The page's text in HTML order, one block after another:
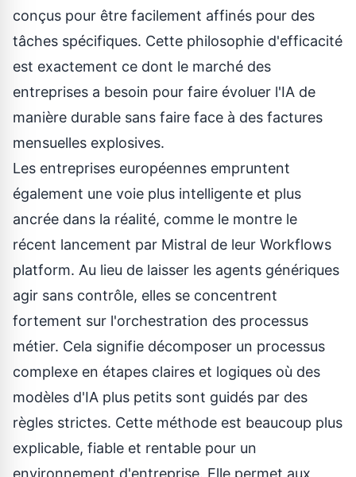
conçus pour être facilement affinés pour des
tâches spécifiques. Cette philosophie d'efficacité
est exactement ce dont le marché des
entreprises a besoin pour faire évoluer l'IA de
manière durable sans faire face à des factures
mensuelles explosives.
Les entreprises européennes empruntent
également une voie plus intelligente et plus
ancrée dans la réalité, comme le montre le
récent lancement par Mistral de leur Workflows
platform. Au lieu de laisser les agents génériques
agir sans contrôle, elles se concentrent
fortement sur l'orchestration des processus
métier. Cela signifie décomposer un processus
complexe en étapes claires et logiques où des
modèles d'IA plus petits sont guidés par des
règles strictes. Cette méthode est beaucoup plus
explicable, fiable et rentable pour un
environnement d'entreprise. Elle permet aux